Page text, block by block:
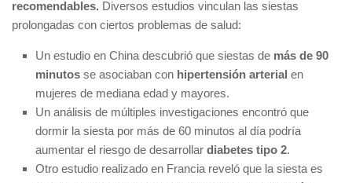
recomendables. Diversos estudios vinculan las siestas
prolongadas con ciertos problemas de salud:
Un estudio en China descubrió que siestas de más de 90
minutos se asociaban con hipertensión arterial en
mujeres de mediana edad y mayores.
Un análisis de múltiples investigaciones encontró que
dormir la siesta por más de 60 minutos al día podría
aumentar el riesgo de desarrollar diabetes tipo 2.
Otro estudio realizado en Francia reveló que la siesta es